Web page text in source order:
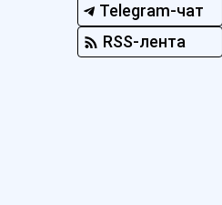
Telegram-чат
RSS-лента